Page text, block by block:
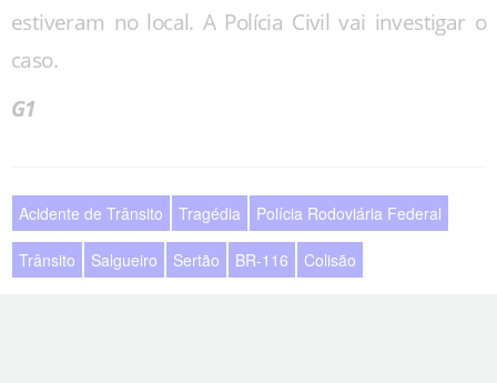
estiveram no local. A Polícia Civil vai investigar o
caso.
G1
Acidente de Trânsito Tragédia Polícia Rodoviária Federal
Trânsito Salgueiro Sertão BR-116 Colisão